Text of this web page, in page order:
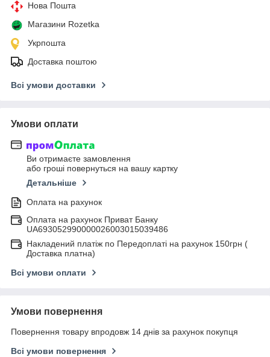
Нова Пошта
Магазини Rozetka
Укрпошта
Доставка поштою
Всі умови доставки
Умови оплати
Ви отримаєте замовлення
або гроші повернуться на вашу картку
Детальніше
Оплата на рахунок
Оплата на рахунок Приват Банку
UA693052990000026003015039486
Накладений платіж по Передоплаті на рахунок 150грн (
Доставка платна)
Всі умови оплати
Умови повернення
Повернення товару впродовж 14 днів за рахунок покупця
Всі умови повернення